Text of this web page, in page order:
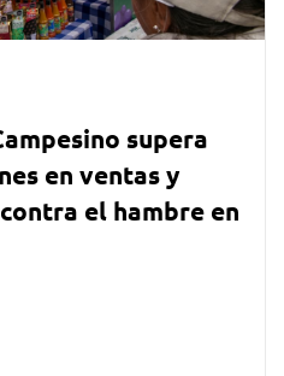
supera
en ventas y
el hambre en